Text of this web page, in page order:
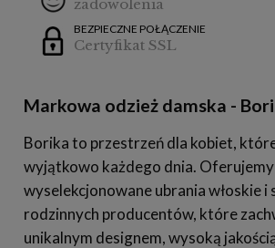
zadowolenia
BEZPIECZNE POŁĄCZENIE
Certyfikat SSL
Markowa odzież damska -
Borika to przestrzeń dla kobiet,
wyjątkowo każdego dnia.
wyselekcjonowane ubrania włoskie i
rodzinnych producentów, które
unikalnym designem, wysoką